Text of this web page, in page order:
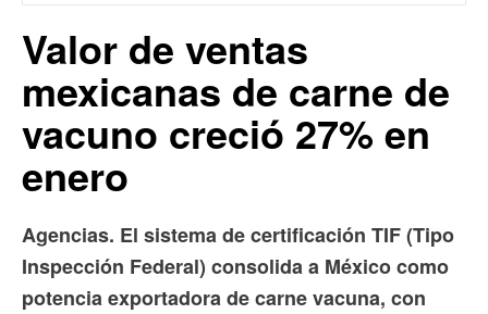
Valor de ventas
mexicanas de carne de
vacuno creció 27% en
enero
Agencias. El sistema de certificación TIF (Tipo
Inspección Federal) consolida a México como
potencia exportadora de carne vacuna, con